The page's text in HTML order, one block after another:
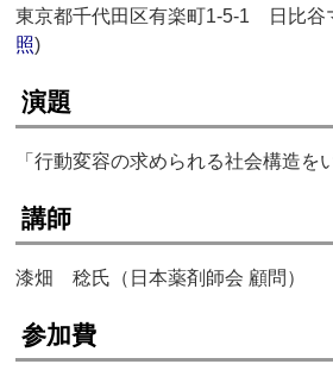
東京都千代田区有楽町1-5-1 日比谷
照)
演題
「行動変容の求められる社会構造を
講師
漆畑 稔氏（日本薬剤師会 顧問）
参加費